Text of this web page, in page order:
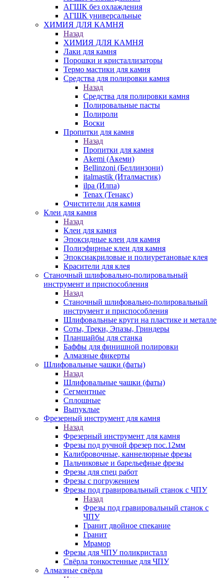
АГШК без охлаждения
АГШК универсальные
ХИМИЯ ДЛЯ КАМНЯ
Назад
ХИМИЯ ДЛЯ КАМНЯ
Лаки для камня
Порошки и кристаллизаторы
Термо мастики для камня
Средства для полировки камня
Назад
Средства для полировки камня
Полировальные пасты
Полироли
Воски
Пропитки для камня
Назад
Пропитки для камня
Akemi (Акеми)
Bellinzoni (Беллинзони)
italmastik (Италмастик)
ilpa (Илпа)
Tenax (Тенакс)
Очистители для камня
Клеи для камня
Назад
Клеи для камня
Эпоксидные клеи для камня
Полиэфирные клеи для камня
Эпоксиакриловые и полиуретановые клея
Красители для клея
Станочный шлифовально-полировальный
инструмент и приспособления
Назад
Станочный шлифовально-полировальный
инструмент и приспособления
Шлифовальные круги на пластике и металле
Соты, Треки, Эпазы, Гриндеры
Планшайбы для станка
Баффы для финишной полировки
Алмазные фикерты
Шлифовальные чашки (фаты)
Назад
Шлифовальные чашки (фаты)
Сегментные
Сплошные
Выпуклые
Фрезерный инструмент для камня
Назад
Фрезерный инструмент для камня
Фрезы под ручной фрезер пос.12мм
Калибровочные, каннелюрные фрезы
Пальчиковые и барельефные фрезы
Фрезы для спец работ
Фрезы с погружением
Фрезы под гравировальный станок с ЧПУ
Назад
Фрезы под гравировальный станок с
ЧПУ
Гранит двойное спекание
Гранит
Мрамор
Фрезы для ЧПУ поликристалл
Свёрла тонкостенные для ЧПУ
Алмазные свёрла